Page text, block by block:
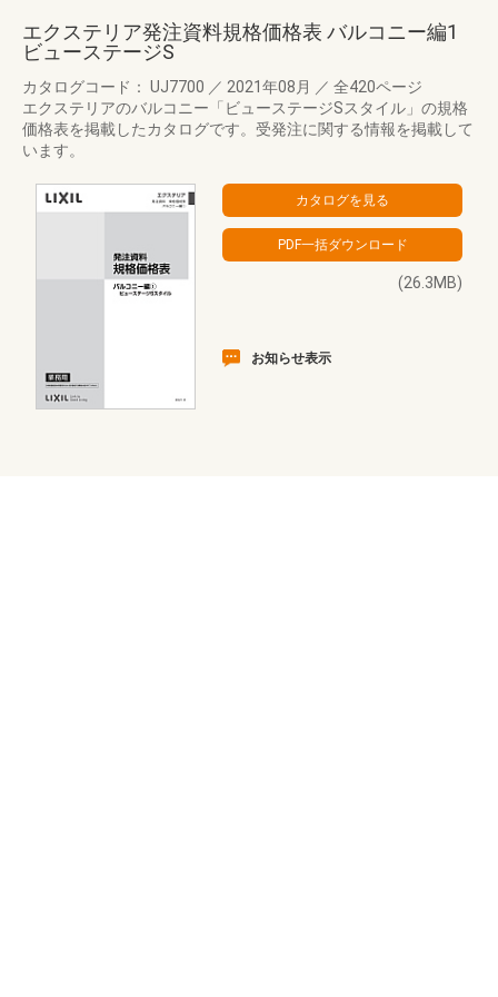
エクステリア発注資料規格価格表 バルコニー編1
ビューステージS
カタログコード： UJ7700 ／ 2021年08月 ／ 全420ページ
エクステリアのバルコニー「ビューステージSスタイル」の規格
価格表を掲載したカタログです。受発注に関する情報を掲載して
います。
(26.3MB)
お知らせ表示